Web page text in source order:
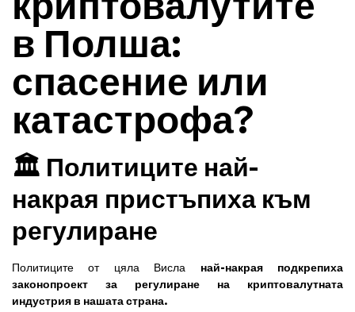
в Полша:
спасение или
катастрофа?
🏛️ Политиците най-
накрая пристъпиха към
регулиране
Политиците от цяла Висла най-накрая подкрепиха
законопроект за регулиране на криптовалутната
индустрия в нашата страна.